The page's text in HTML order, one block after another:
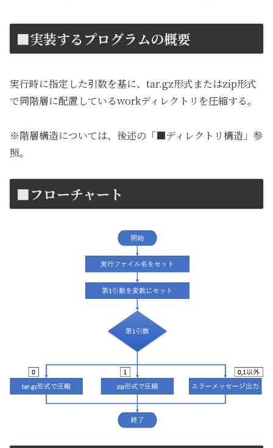
■実装するプログラムの概要
実行時に指定した引数を基に、tar.gz形式またはzip形式
で同階層に配置しているworkディレクトリを圧縮する。
※階層構造については、後述の「■ディレクトリ構造」参
照。
■フローチャート